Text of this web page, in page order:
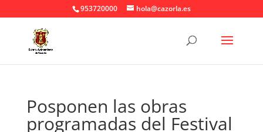
953720000 hola@cazorla.es
Posponen las obras
programadas del Festival